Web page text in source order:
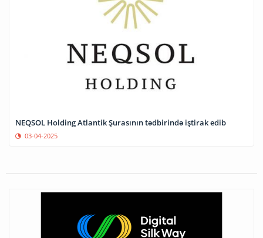
NEQSOL Holding Atlantik Şurasının tədbirində iştirak edib
03-04-2025